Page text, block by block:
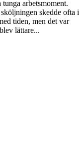
arbetsmoment.
skedde ofta i
tiden, men det var
lättare...